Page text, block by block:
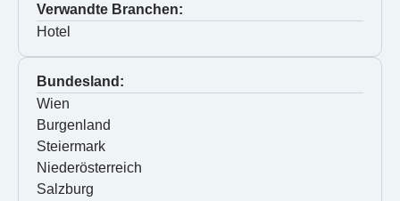
Verwandte Branchen:
Hotel
Bundesland:
Wien
Burgenland
Steiermark
Niederösterreich
Salzburg